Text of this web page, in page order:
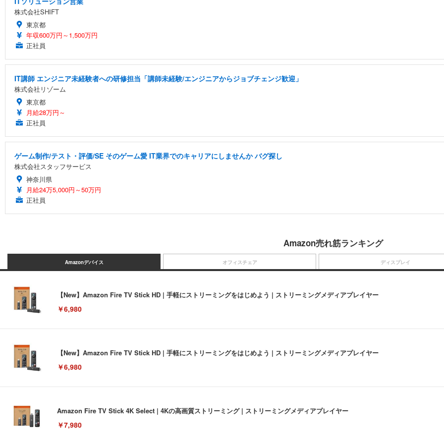
株式会社SHIFT
東京都
年収600万円～1,500万円
正社員
IT講師 エンジニア未経験者への研修担当「講師未経験/エンジニアからジョブチェンジ歓迎」
株式会社リゾーム
東京都
月給28万円～
正社員
ゲーム制作/テスト・評価/SE そのゲーム愛 IT業界でのキャリアにしませんか バグ探し
株式会社スタッフサービス
神奈川県
月給24万5,000円～50万円
正社員
Amazon売れ筋ランキング
Amazonデバイス
【New】Amazon Fire TV Stick HD | 手軽にストリーミングをはじめよう | ストリーミングメディアプレイヤー
￥6,980
【New】Amazon Fire TV Stick HD | 手軽にストリーミングをはじめよう | ストリーミングメディアプレイヤー
￥6,980
Amazon Fire TV Stick 4K Select | 4Kの高画質ストリーミング | ストリーミングメディアプレイヤー
￥7,980
オフィスチェア ディスプレイ